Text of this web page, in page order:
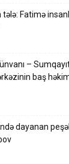
tələ: Fatimə
–
baş
dayanan